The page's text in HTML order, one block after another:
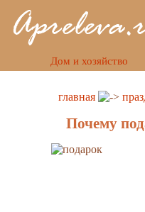
Дом и хозяйство
главная
Почему